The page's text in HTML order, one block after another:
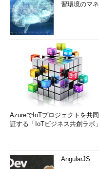
習環境のマ
AzureでIoTプロジェクトを共
証する「IoTビジネス共創ラボ」
AngularJS